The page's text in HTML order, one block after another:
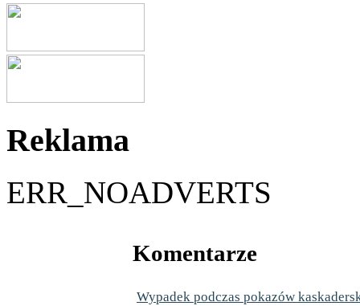
Reklama
ERR_NOADVERTS
Komentarze
Wypadek podczas pokazów